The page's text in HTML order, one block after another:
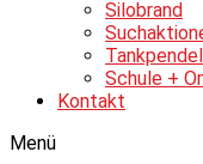
Silobrand
Schule +
Kontakt
Menü